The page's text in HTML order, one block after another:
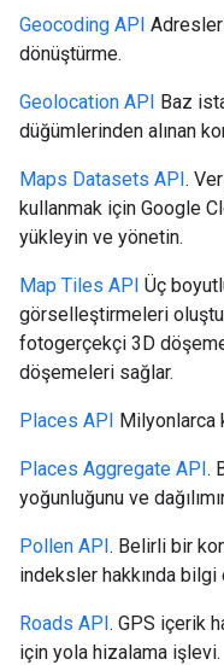
Geocoding API
dönüştürme.
Geolocation API Baz
düğümlerinden alınan
Maps Datasets API.
kullanmak için Google
yükleyin ve yönetin.
Map Tiles API Üç
görselleştirmeleri
fotogerçekçi 3D
döşemeleri sağlar.
Places API Milyonlarca
Places Aggregate API.
yoğunluğunu ve
Pollen API. Belirli bir
indeksler hakkında bilgi
Roads API. GPS içerik
için yola hizalama işlevi.